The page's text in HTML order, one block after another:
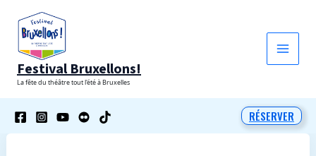
contenu
Festival Bruxellons!
La fête du théâtre tout l'été à Bruxelles
RÉSERVER